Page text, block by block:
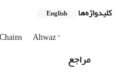
کلیدواژه‌ها English
Ahwaz "
مراجع